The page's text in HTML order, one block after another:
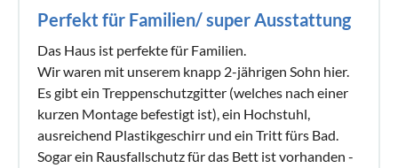
Perfekt für Familien/ super Ausstattung
Das Haus ist perfekte für Familien.
Wir waren mit unserem knapp 2-jährigen Sohn hier.
Es gibt ein Treppenschutzgitter (welches nach einer
kurzen Montage befestigt ist), ein Hochstuhl,
ausreichend Plastikgeschirr und ein Tritt fürs Bad.
Sogar ein Rausfallschutz für das Bett ist vorhanden -